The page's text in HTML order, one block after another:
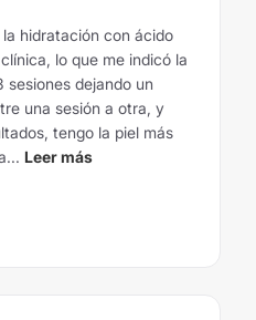
hidratación con ácido
lo que me indicó la
dejando un
una sesión a otra, y
tengo la piel más
Leer más